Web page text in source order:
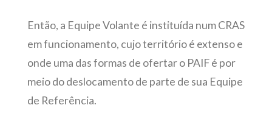
Então, a Equipe Volante é instituída num CRAS
em funcionamento, cujo território é extenso e
onde uma das formas de ofertar o PAIF é por
meio do deslocamento de parte de sua Equipe
de Referência.